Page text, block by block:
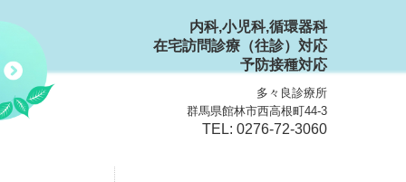
内科,小児科,循環器科
在宅訪問診療（往診）対応
予防接種対応
多々良診療所
群馬県館林市西高根町44-3
TEL: 0276-72-3060